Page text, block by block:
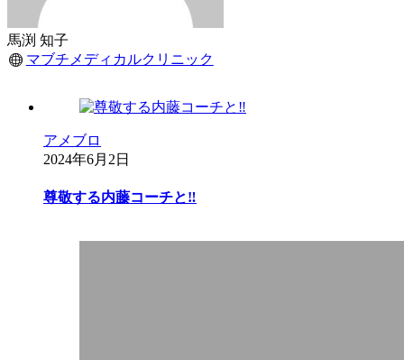
馬渕 知子
マブチメディカルクリニック
アメブロ
2024年6月2日
尊敬する内藤コーチと‼︎